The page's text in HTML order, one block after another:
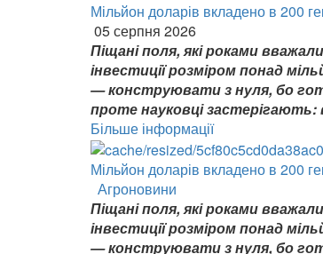
Мільйон доларів вкладено в 200
05 серпня 2026
Піщані поля, які роками
інвестиції розміром понад
— конструювати з нуля, бо
проте науковці
Більше інформації
Мільйон доларів вкладено в 200
Агроновини
Піщані поля, які роками
інвестиції розміром понад
— конструювати з нуля, бо